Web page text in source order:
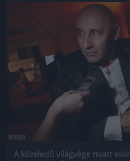
Jön még
A közeledő világvége miatt